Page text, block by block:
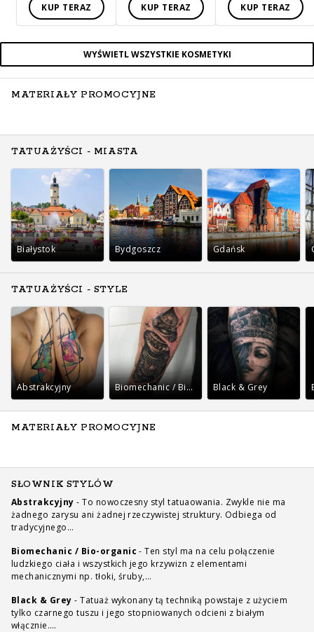
KUP TERAZ KUP TERAZ KUP TERAZ
WYŚWIETL WSZYSTKIE KOSMETYKI
MATERIAŁY PROMOCYJNE
TATUAŻYŚCI - MIASTA
Białystok Bydgoszcz Gdańsk
TATUAŻYŚCI - STYLE
Abstrakcyjny Biomechanic / Bio-organic Black & Grey
MATERIAŁY PROMOCYJNE
SŁOWNIK STYLÓW
Abstrakcyjny - To nowoczesny styl tatuaowania. Zwykle nie ma
żadnego zarysu ani żadnej rzeczywistej struktury. Odbiega od
tradycyjnego…
Biomechanic / Bio-organic - Ten styl ma na celu połączenie
ludzkiego ciała i wszystkich jego krzywizn z elementami
mechanicznymi np. tłoki, śruby,…
Black & Grey - Tatuaż wykonany tą techniką powstaje z użyciem
tylko czarnego tuszu i jego stopniowanych odcieni z białym
włącznie.…